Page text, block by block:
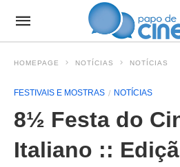
HOMEPAGE NOTÍCIAS NOTÍCIAS
FESTIVAIS E MOSTRAS NOTÍCIAS
8½ Festa do
Italiano ::